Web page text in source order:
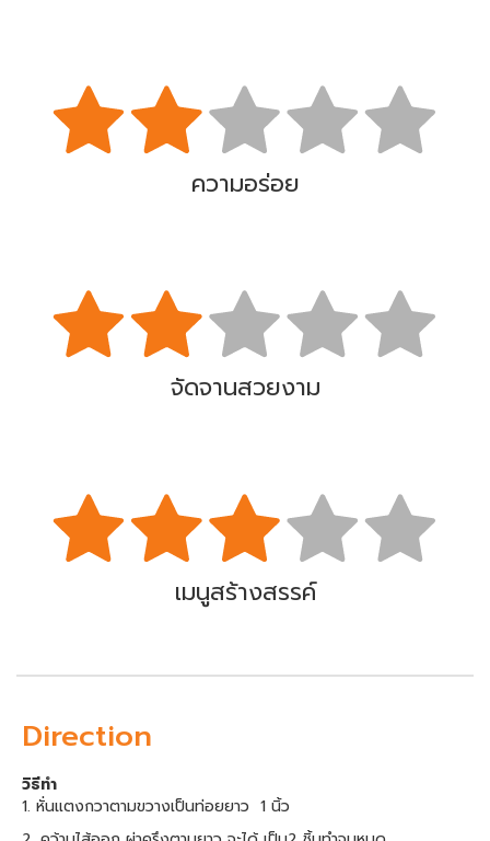
ความอร่อย
จัดจานสวยงาม
เมนูสร้างสรรค์
Direction
วิธีทำ
1. หั่นแตงกวาตามขวางเป็นท่อยยาว 1 นิ้ว